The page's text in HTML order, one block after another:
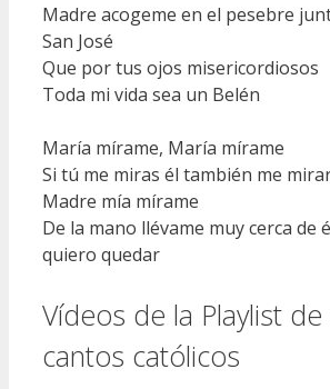
Madre acogeme en el pesebre
San José
Que por tus ojos misericordiosos
Toda mi vida sea un Belén
María mírame, María mírame
Si tú me miras él también me
Madre mía mírame
De la mano llévame muy cerca de
quiero quedar
Vídeos de la Playlist
cantos católicos